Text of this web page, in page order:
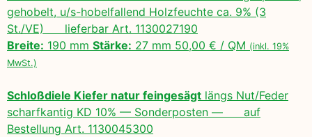
gehobelt, u/s-hobelfallend Holzfeuchte ca. 9% (3
St./VE) lieferbar Art. 1130027190
Breite: 190 mm Stärke: 27 mm 50,00 € / QM (inkl. 19%
MwSt.)
Schloßdiele Kiefer natur feingesägt längs Nut/Feder
scharfkantig KD 10% — Sonderposten — auf
Bestellung Art. 1130045300